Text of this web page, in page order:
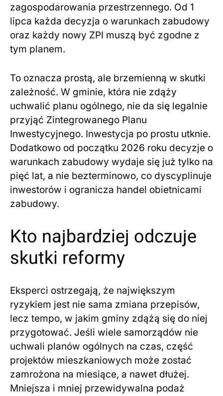
zagospodarowania przestrzennego. Od 1
lipca każda decyzja o warunkach zabudowy
oraz każdy nowy ZPI muszą być zgodne z
tym planem.
To oznacza prostą, ale brzemienną w skutki
zależność. W gminie, która nie zdąży
uchwalić planu ogólnego, nie da się legalnie
przyjąć Zintegrowanego Planu
Inwestycyjnego. Inwestycja po prostu utknie.
Dodatkowo od początku 2026 roku decyzje o
warunkach zabudowy wydaje się już tylko na
pięć lat, a nie bezterminowo, co dyscyplinuje
inwestorów i ogranicza handel obietnicami
zabudowy.
Kto najbardziej odczuje
skutki reformy
Eksperci ostrzegają, że największym
ryzykiem jest nie sama zmiana przepisów,
lecz tempo, w jakim gminy zdążą się do niej
przygotować. Jeśli wiele samorządów nie
uchwali planów ogólnych na czas, część
projektów mieszkaniowych może zostać
zamrożona na miesiące, a nawet dłużej.
Mniejsza i mniej przewidywalna podaż